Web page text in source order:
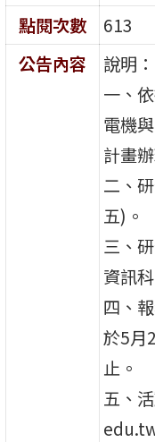
點閱次數
613
公告內容
說明：
一、
電機
計畫
二、
五)。
三、
資訊
四、
於5月
止。
五、